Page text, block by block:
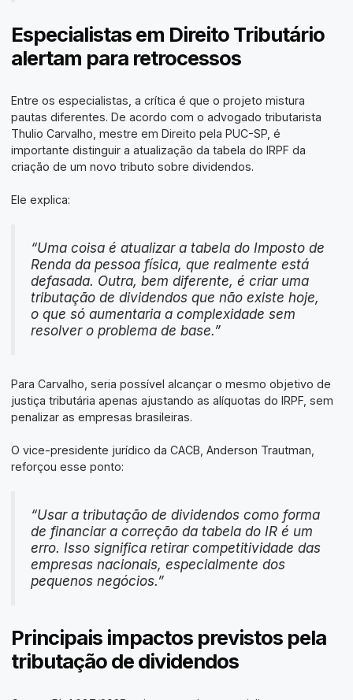
Especialistas em Direito Tributário
alertam para retrocessos
Entre os especialistas, a crítica é que o projeto mistura
pautas diferentes. De acordo com o advogado tributarista
Thulio Carvalho, mestre em Direito pela PUC-SP, é
importante distinguir a atualização da tabela do IRPF da
criação de um novo tributo sobre dividendos.
Ele explica:
“Uma coisa é atualizar a tabela do Imposto de
Renda da pessoa física, que realmente está
defasada. Outra, bem diferente, é criar uma
tributação de dividendos que não existe hoje,
o que só aumentaria a complexidade sem
resolver o problema de base.”
Para Carvalho, seria possível alcançar o mesmo objetivo de
justiça tributária apenas ajustando as alíquotas do IRPF, sem
penalizar as empresas brasileiras.
O vice-presidente jurídico da CACB, Anderson Trautman,
reforçou esse ponto:
“Usar a tributação de dividendos como forma
de financiar a correção da tabela do IR é um
erro. Isso significa retirar competitividade das
empresas nacionais, especialmente dos
pequenos negócios.”
Principais impactos previstos pela
tributação de dividendos